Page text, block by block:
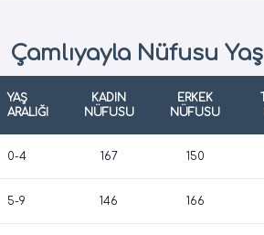
Çamlıyayla Nüfusu Yaş
YAŞ
ARALIĞI
KADIN
NÜFUSU
ERKEK
NÜFUSU
0-4 167 150
5-9 146 166